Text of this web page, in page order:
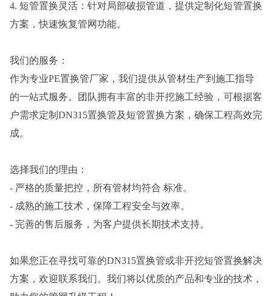
4. 短管置换灵活：针对局部破损管道，提供定制化短管置换
方案，快速恢复管网功能。
我们的服务：
作为专业PE置换管厂家，我们提供从管材生产到施工指导
的一站式服务。团队拥有丰富的非开挖施工经验，可根据客
户需求定制DN315置换管及短管置换方案，确保工程高效完
成。
选择我们的理由：
- 严格的质量把控，所有管材均符合 标准。
- 成熟的施工技术，保障工程安全与效率。
- 完善的售后服务，为客户提供长期技术支持。
如果您正在寻找可靠的DN315置换管或非开挖短管置换解决
方案，欢迎联系我们。我们将以优质的产品和专业的技术，